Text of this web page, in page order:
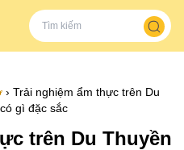
› Trải nghiệm ẩm thực trên Du
gì đặc sắc
trên Du Thuyền